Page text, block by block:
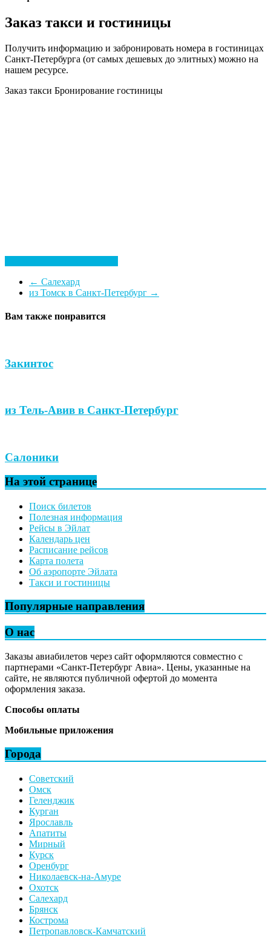
Заказ такси и гостиницы
Получить информацию и забронировать номера в гостиницах
Санкт-Петербурга (от самых дешевых до элитных) можно на
нашем ресурсе.
Заказ такси Бронирование гостиницы
← Салехард
из Томск в Санкт-Петербург →
Вам также понравится
Закинтос
из Тель-Авив в Санкт-Петербург
Салоники
На этой странице
Поиск билетов
Полезная информация
Рейсы в Эйлат
Календарь цен
Расписание рейсов
Карта полета
Об аэропорте Эйлата
Такси и гостиницы
Популярные направления
О нас
Заказы авиабилетов через сайт оформляются совместно с
партнерами «Санкт-Петербург Авиа». Цены, указанные на
сайте, не являются публичной офертой до момента
оформления заказа.
Способы оплаты
Мобильные приложения
Города
Советский
Омск
Геленджик
Курган
Ярославль
Апатиты
Мирный
Курск
Оренбург
Николаевск-на-Амуре
Охотск
Салехард
Брянск
Кострома
Петропавловск-Камчатский